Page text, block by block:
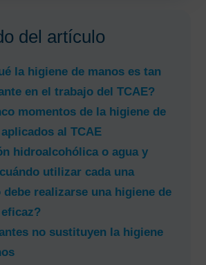
del artículo
la higiene de manos es tan
en el trabajo del TCAE?
momentos de la higiene de
al TCAE
hidroalcohólica o agua y
utilizar cada una
debe realizarse una higiene de
no sustituyen la higiene